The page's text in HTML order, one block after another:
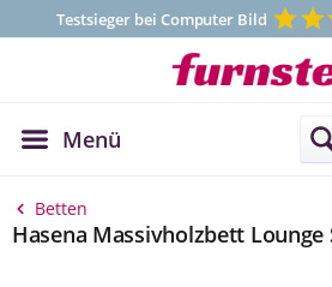
Testsieger bei Computer Bild
Menü
Betten
Hasena Massivholzbett Lounge